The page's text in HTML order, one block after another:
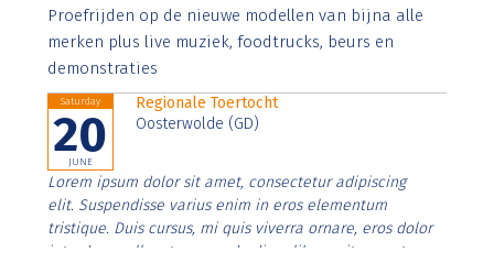
Aenean faucibus nibh et justo cursus id rutrum lorem
imperdiet. Nunc ut sem vitae risus tristique posuere.
Proefrijden op de nieuwe modellen van bijna alle
merken plus live muziek, foodtrucks, beurs en
demonstraties
Saturday
20
JUNE
Regionale Toertocht
Oosterwolde (GD)
Lorem ipsum dolor sit amet, consectetur adipiscing
elit. Suspendisse varius enim in eros elementum
tristique. Duis cursus, mi quis viverra ornare, eros dolor
interdum nulla, ut commodo diam libero vitae erat.